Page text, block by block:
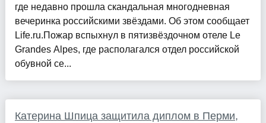
где недавно прошла скандальная многодневная
вечеринка российскими звёздами. Об этом сообщает
Life.ru.Пожар вспыхнул в пятизвёздочном отеле Le
Grandes Alpes, где располагался отдел российской
обувной се...
Катерина Шпица защитила диплом в Перми,